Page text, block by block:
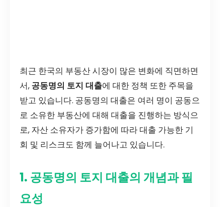
최근 한국의 부동산 시장이 많은 변화에 직면하면
서, 공동명의 토지 대출에 대한 정책 또한 주목을
받고 있습니다. 공동명의 대출은 여러 명이 공동으
로 소유한 부동산에 대해 대출을 진행하는 방식으
로, 자산 소유자가 증가함에 따라 대출 가능한 기
회 및 리스크도 함께 늘어나고 있습니다.
1. 공동명의 토지 대출의 개념과 필
요성